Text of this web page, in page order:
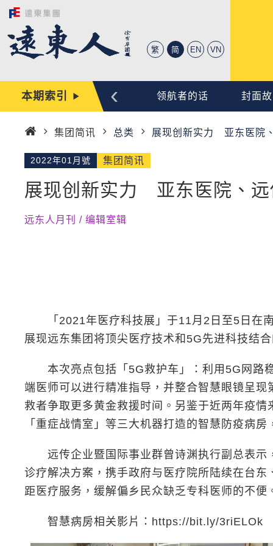
繁 简 EN VN
本期索引
心动时刻 编辑手记 领航者的话 封面
‹
页
集团简讯 总类 展现创新实力 亚东医院
2022年01月號 集团简讯
展现创新实力 亚东医院、
远东人月刊 / 编辑室辑
「2021年医疗科技展」于11月2日至5日在南
展现远东集团将顶尖医疗技术和5G先进科技结
本次亮点包括「5G救护车」：利用5G网路
端医师可以进行精准指导，并整合智慧眼镜呈
救者争取更多黄金救援时间。另鉴于近两年疫
「重症战情室」等三大机器打造的智慧防疫病
远传企业暨国际事业群曾诗渊执行副总表示
诊疗解决方案，携手政府与医疗院所陆续在台
距医疗服务，缓解偏乡民众缺乏专科医师的不便
智慧病房相关影片：https://bit.ly/3riELOk